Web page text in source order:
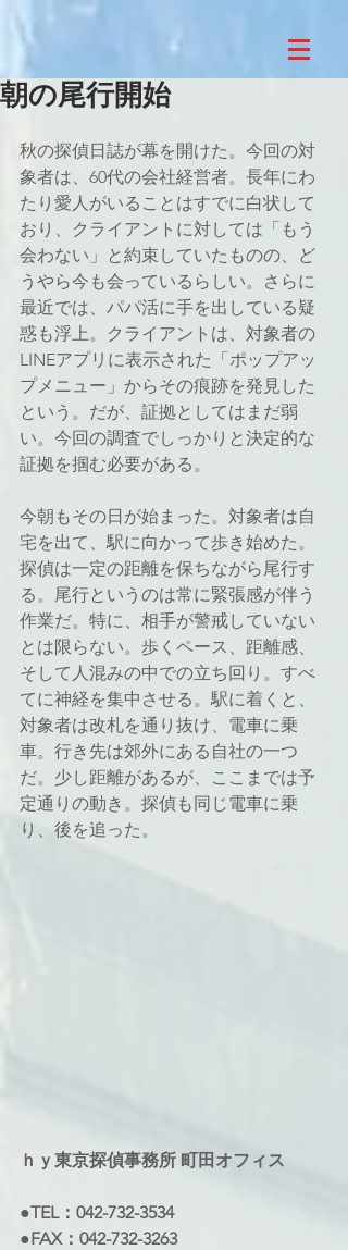
朝の尾行開始
秋の探偵日誌が幕を開けた。今回の対
象者は、60代の会社経営者。長年にわ
たり愛人がいることはすでに白状して
おり、クライアントに対しては「もう
会わない」と約束していたものの、ど
うやら今も会っているらしい。さらに
最近では、パパ活に手を出している疑
惑も浮上。クライアントは、対象者の
LINEアプリに表示された「ポップアッ
プメニュー」からその痕跡を発見した
という。だが、証拠としてはまだ弱
い。今回の調査でしっかりと決定的な
証拠を掴む必要がある。
今朝もその日が始まった。対象者は自
宅を出て、駅に向かって歩き始めた。
探偵は一定の距離を保ちながら尾行す
る。尾行というのは常に緊張感が伴う
作業だ。特に、相手が警戒していない
とは限らない。歩くペース、距離感、
そして人混みの中での立ち回り。すべ
てに神経を集中させる。駅に着くと、
対象者は改札を通り抜け、電車に乗
車。行き先は郊外にある自社の一つ
だ。少し距離があるが、ここまでは予
定通りの動き。探偵も同じ電車に乗
り、後を追った。
ｈｙ東京探偵事務所 町田オフィス
●TEL：042-732-3534
●FAX：042-732-3263